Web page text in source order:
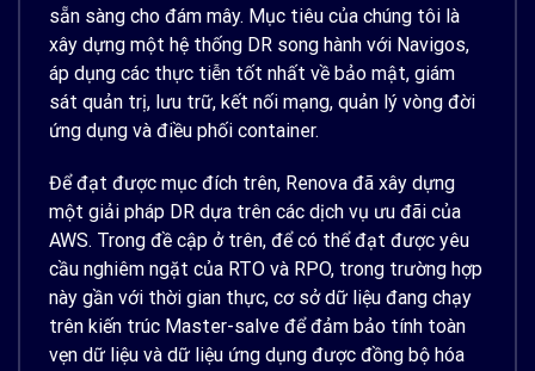
sẵn sàng cho đám mây. Mục tiêu của chúng tôi là
xây dựng một hệ thống DR song hành với Navigos,
áp dụng các thực tiễn tốt nhất về bảo mật, giám
sát quản trị, lưu trữ, kết nối mạng, quản lý vòng đời
ứng dụng và điều phối container.
Để đạt được mục đích trên, Renova đã xây dựng
một giải pháp DR dựa trên các dịch vụ ưu đãi của
AWS. Trong đề cập ở trên, để có thể đạt được yêu
cầu nghiêm ngặt của RTO và RPO, trong trường hợp
này gần với thời gian thực, cơ sở dữ liệu đang chạy
trên kiến ​​trúc Master-salve để đảm bảo tính toàn
vẹn dữ liệu và dữ liệu ứng dụng được đồng bộ hóa